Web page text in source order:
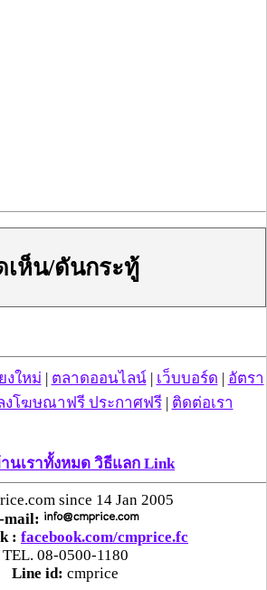
บปรากฏการณ์์นี้ได้เกิดขึ้นกับพระธาตุ
ย์วัชระ ศิริรัตนวัณโณ รักษาการเจ้า
ใฮ ได้นิมิตรฝันว่ามีคนแก่นุ่งขาวห่ม
ไปดูที่ข้างพระธาตุเจดีย์ในวัดท่านได้
ห็น/ดันกระทู้
งใหม่ | ตลาดออนไลน์| เว็บบอร์ด | อัตรา
งโฆษณาฟรี ประกาศฟรี| ติดต่อเรา
นเราทั้งหมด วิธีแลก Link
since 14 Jan 2005
mail:
: facebook.com/cmprice.fc
TEL. 08-0500-1180
Line id: cmprice